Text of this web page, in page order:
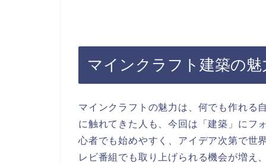
マインクラフト建築の
マインクラフトの魅力は、何でも作れる
に触れてきた人も、今回は「建築」にフ
心者でも始めやすく、アイデア次第で世
レビ番組でも取り上げられる機会が増え